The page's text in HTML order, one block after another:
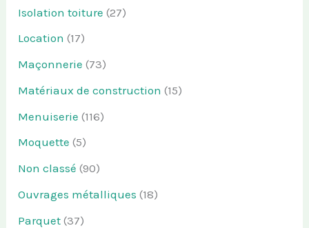
Isolation toiture (27)
Location (17)
Maçonnerie (73)
Matériaux de construction (15)
Menuiserie (116)
Moquette (5)
Non classé (90)
Ouvrages métalliques (18)
Parquet (37)